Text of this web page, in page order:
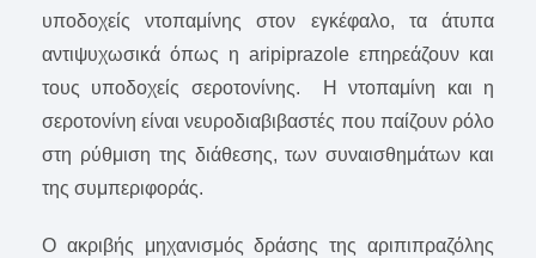
υποδοχείς ντοπαμίνης στον εγκέφαλο, τα άτυπα
αντιψυχωσικά όπως η aripiprazole επηρεάζουν και
τους υποδοχείς σεροτονίνης. Η ντοπαμίνη και η
σεροτονίνη είναι νευροδιαβιβαστές που παίζουν ρόλο
στη ρύθμιση της διάθεσης, των συναισθημάτων και
της συμπεριφοράς.
Ο ακριβής μηχανισμός δράσης της αριπιπραζόλης